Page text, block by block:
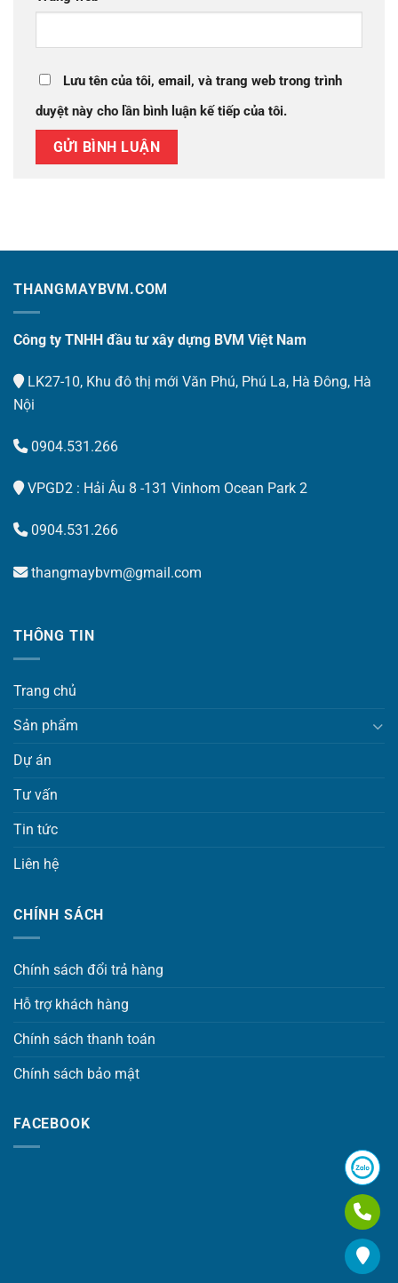
Lưu tên của tôi, email, và trang web trong trình
duyệt này cho lần bình luận kế tiếp của tôi.
THANGMAYBVM.COM
Công ty TNHH đầu tư xây dựng BVM Việt Nam
LK27-10, Khu đô thị mới Văn Phú, Phú La, Hà Đông, Hà
Nội
0904.531.266
VPGD2 : Hải Âu 8 -131 Vinhom Ocean Park 2
0904.531.266
thangmaybvm@gmail.com
THÔNG TIN
Trang chủ
Sản phẩm
Dự án
Tư vấn
Tin tức
Liên hệ
CHÍNH SÁCH
Chính sách đổi trả hàng
Hỗ trợ khách hàng
Chính sách thanh toán
Chính sách bảo mật
FACEBOOK